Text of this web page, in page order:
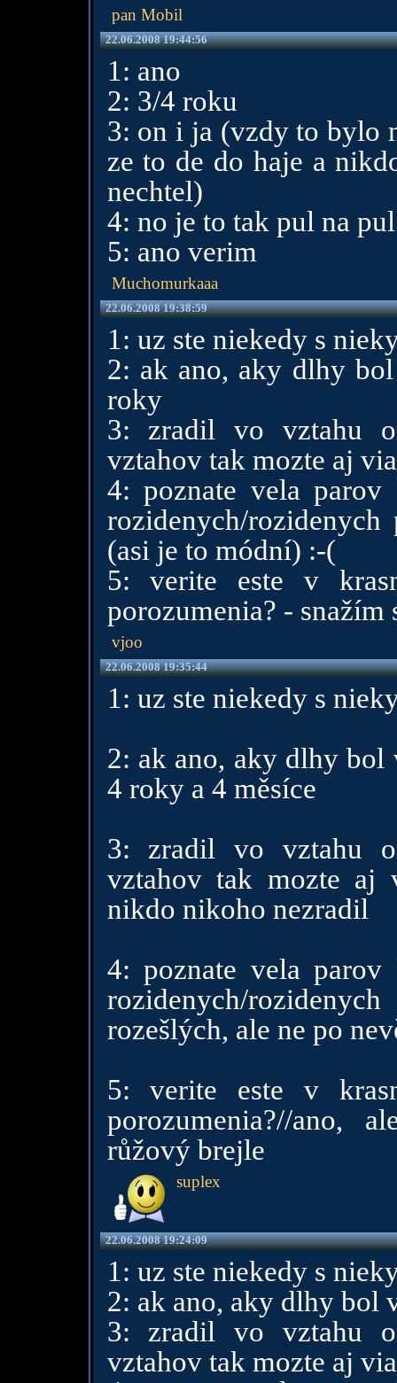
pan Mobil
22.06.2008 19:44:56
1: ano
2: 3/4 roku
3: on i ja (vzdy to bylo
ze to de do haje a
nechtel)
4: no je to tak pul na pul
5: ano verim
Muchomurkaaa
22.06.2008 19:38:59
1: uz ste niekedy s
2: ak ano, aky dlhy
roky
3: zradil vo vztahu
vztahov tak mozte aj
4: poznate vela
rozidenych/
(asi je to módní) :-(
5: verite este v
porozumenia? - snažím
vjoo
22.06.2008 19:35:44
1: uz ste niekedy s
2: ak ano, aky dlhy bol
4 roky a 4 měsíce
3: zradil vo vztahu
vztahov tak mozte aj
nikdo nikoho nezradil
4: poznate vela
rozidenych/
rozešlých, ale ne po
5: verite este v
porozumenia?//ano,
růžový brejle
suplex
22.06.2008 19:24:09
1: uz ste niekedy s
2: ak ano, aky dlhy bol
3: zradil vo vztahu
vztahov tak mozte aj